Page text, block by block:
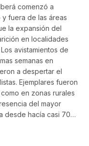
comenzó a
fuera de las áreas
la expansión del
en localidades
avistamientos de
semanas en
a despertar el
Ejemplares fueron
en zonas rurales
del mayor
desde hacía casi 70…